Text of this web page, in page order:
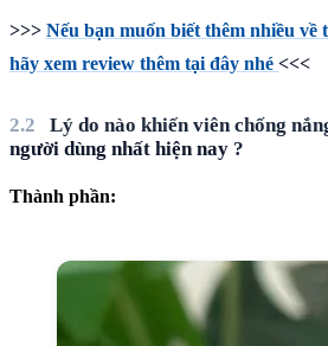
>>> Nếu bạn muốn biết thêm nhiều
hãy xem review thêm tại đây nhé <<<
Lý do nào khiến viên chống
người dùng nhất hiện nay ?
Thành phần: